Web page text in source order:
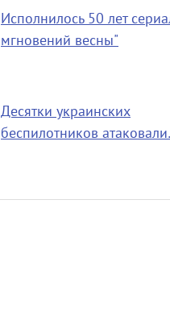
Исполнилось 50 лет
мгновений весны"
Десятки украинских
беспилотников